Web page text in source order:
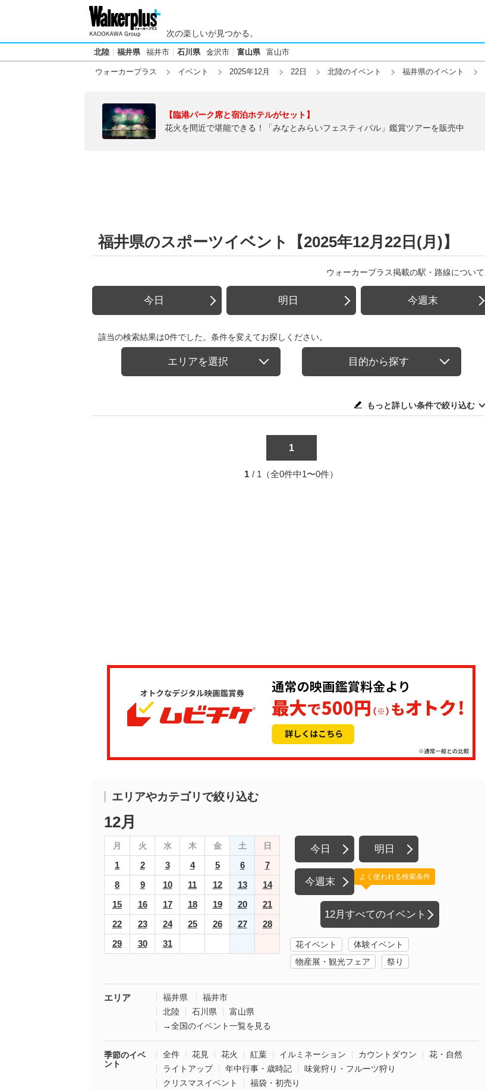
次の楽しいが見つかる。
北陸 福井県 福井市 石川県 金沢市 富山県 富山市
ウォーカープラス イベント 2025年12月 22日 北陸のイベント 福井県のイベント
【臨港パーク席と宿泊ホテルがセット】
花火を間近で堪能できる！「みなとみらいフェスティバル」鑑賞ツアーを販売中
福井県のスポーツイベント【2025年12月22日(月)】
ウォーカープラス掲載の駅・路線について
今日 明日 今週末
該当の検索結果は0件でした。条件を変えてお探しください。
エリアを選択 目的から探す
もっと詳しい条件で絞り込む
1
1 / 1（全0件中1〜0件）
エリアやカテゴリで絞り込む
12月
月 火 水 木 金 土 日
1 2 3 4 5 6
7
8
9 10 11 12 13
14
15
16 17 18 19 20
21
22
23 24 25 26 27
28
29
30 31
今日 明日
今週末
12月すべてのイベント
よく使われる検索条件
花イベント
体験イベント
物産展・観光フェア
祭り
エリア 福井県
福井市
北陸
石川県
富山県
→全国のイベント一覧を見る
季節のイベ
ント
全件 花見 花火 紅葉 イルミネーション カウントダウン
花・自然
ライトアップ
年中行事・歳時記
味覚狩り・フルーツ狩り
クリスマスイベント
福袋・初売り